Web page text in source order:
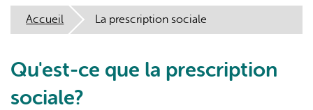
Accueil La prescription sociale
Qu'est-ce que la prescription
sociale?